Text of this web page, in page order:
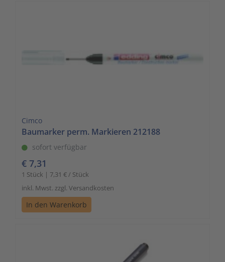
Cimco
Baumarker perm. Markieren 212188
sofort verfügbar
€ 7,31
1 Stück | 7,31 € / Stück
inkl. Mwst. zzgl. Versandkosten
In den Warenkorb